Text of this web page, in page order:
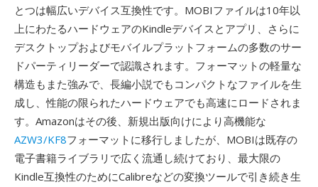
とつは幅広いデバイス互換性です。MOBIファイルは10年以
上にわたるハードウェアのKindleデバイスとアプリ、さらに
デスクトップおよびモバイルプラットフォームの多数のサー
ドパーティリーダーで認識されます。フォーマットの軽量な
構造もまた強みで、長編小説でもコンパクトなファイルを生
成し、性能の限られたハードウェアでも高速にロードされま
す。Amazonはその後、新規出版向けにより高機能な
AZW3/KF8フォーマットに移行しましたが、MOBIは既存の
電子書籍ライブラリで広く流通し続けており、最大限の
Kindle互換性のためにCalibreなどの変換ツールで引き続き生